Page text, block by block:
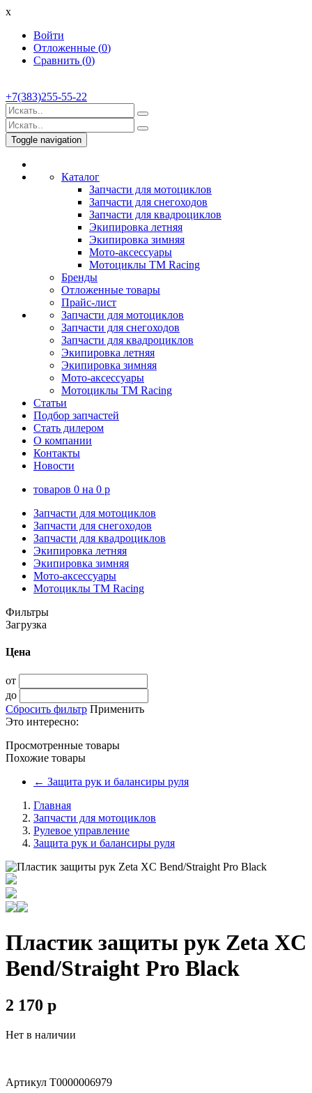
x
Войти
Отложенные (0)
Сравнить (0)
+7(383)255-55-22
Toggle navigation
Каталог
Запчасти для мотоциклов
Запчасти для снегоходов
Запчасти для квадроциклов
Экипировка летняя
Экипировка зимняя
Мото-аксессуары
Мотоциклы TM Racing
Бренды
Отложенные товары
Прайс-лист
Запчасти для мотоциклов
Запчасти для снегоходов
Запчасти для квадроциклов
Экипировка летняя
Экипировка зимняя
Мото-аксессуары
Мотоциклы TM Racing
Статьи
Подбор запчастей
Стать дилером
О компании
Контакты
Новости
товаров 0 на 0 p
Запчасти для мотоциклов
Запчасти для снегоходов
Запчасти для квадроциклов
Экипировка летняя
Экипировка зимняя
Мото-аксессуары
Мотоциклы TM Racing
Фильтры
Загрузка
Цена
от
до
Сбросить фильтр Применить
Это интересно:
Просмотренные товары
Похожие товары
← Защита рук и балансиры руля
Главная
Запчасти для мотоциклов
Рулевое управление
Защита рук и балансиры руля
Пластик защиты рук Zeta XC
Bend/Straight Pro Black
2 170 p
Нет в наличии
Артикул Т0000006979